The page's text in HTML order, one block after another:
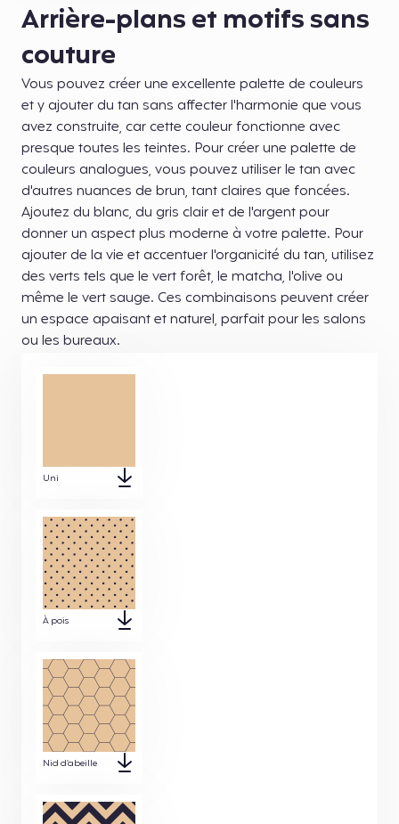
Arrière-plans et motifs sans
couture
Vous pouvez créer une excellente palette de couleurs
et y ajouter du tan sans affecter l'harmonie que vous
avez construite, car cette couleur fonctionne avec
presque toutes les teintes. Pour créer une palette de
couleurs analogues, vous pouvez utiliser le tan avec
d'autres nuances de brun, tant claires que foncées.
Ajoutez du blanc, du gris clair et de l'argent pour
donner un aspect plus moderne à votre palette. Pour
ajouter de la vie et accentuer l'organicité du tan, utilisez
des verts tels que le vert forêt, le matcha, l'olive ou
même le vert sauge. Ces combinaisons peuvent créer
un espace apaisant et naturel, parfait pour les salons
ou les bureaux.
Uni
À pois
Nid d’abeille